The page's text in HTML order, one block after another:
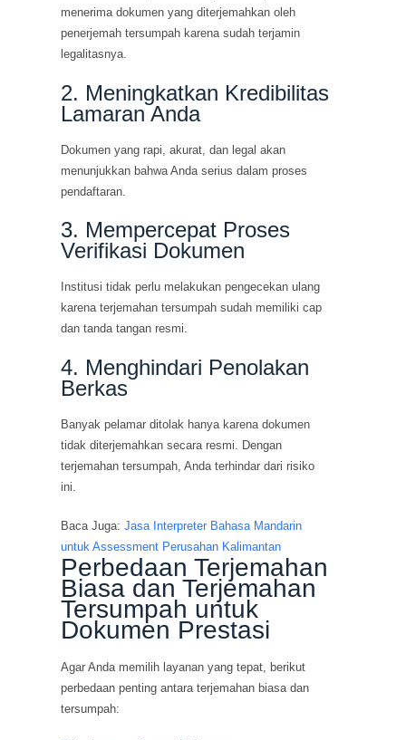
menerima dokumen yang diterjemahkan oleh
penerjemah tersumpah karena sudah terjamin
legalitasnya.
2. Meningkatkan Kredibilitas
Lamaran Anda
Dokumen yang rapi, akurat, dan legal akan
menunjukkan bahwa Anda serius dalam proses
pendaftaran.
3. Mempercepat Proses
Verifikasi Dokumen
Institusi tidak perlu melakukan pengecekan ulang
karena terjemahan tersumpah sudah memiliki cap
dan tanda tangan resmi.
4. Menghindari Penolakan
Berkas
Banyak pelamar ditolak hanya karena dokumen
tidak diterjemahkan secara resmi. Dengan
terjemahan tersumpah, Anda terhindar dari risiko
ini.
Baca Juga:Jasa Interpreter Bahasa Mandarin
untuk Assessment Perusahan Kalimantan
Perbedaan Terjemahan
Biasa dan Terjemahan
Tersumpah untuk
Dokumen Prestasi
Agar Anda memilih layanan yang tepat, berikut
perbedaan penting antara terjemahan biasa dan
tersumpah: